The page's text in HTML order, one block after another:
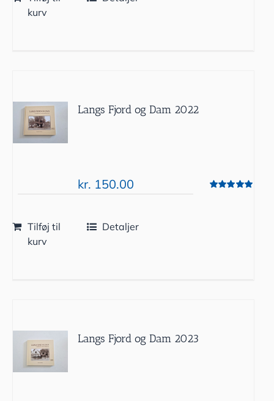
kurv
Langs Fjord og Dam 2022
kr. 150.00
Tilføj til
kurv
Detaljer
Langs Fjord og Dam 2023